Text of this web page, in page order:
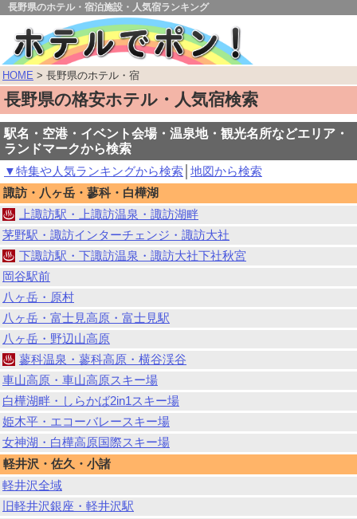
長野県のホテル・宿泊施設・人気宿ランキング
HOME > 長野県のホテル・宿
長野県の格安ホテル・人気宿検索
駅名・空港・イベント会場・温泉地・観光名所などエリア・
ランドマークから検索
▼特集や人気ランキングから検索
地図から検索
諏訪・八ヶ岳・蓼科・白樺湖
上諏訪駅・上諏訪温泉・諏訪湖畔
茅野駅・諏訪インターチェンジ・諏訪大社
下諏訪駅・下諏訪温泉・諏訪大社下社秋宮
岡谷駅前
八ヶ岳・原村
八ヶ岳・富士見高原・富士見駅
八ヶ岳・野辺山高原
蓼科温泉・蓼科高原・横谷渓谷
車山高原・車山高原スキー場
白樺湖畔・しらかば2in1スキー場
姫木平・エコーバレースキー場
女神湖・白樺高原国際スキー場
軽井沢・佐久・小諸
軽井沢全域
旧軽井沢銀座・軽井沢駅